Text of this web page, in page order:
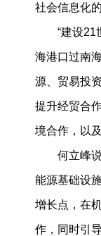
社会信息化
“建设
海港口过南
源、贸易投
提升经贸合
境合作，以
何立峰
能源基础设
增长点，在
作，同时引